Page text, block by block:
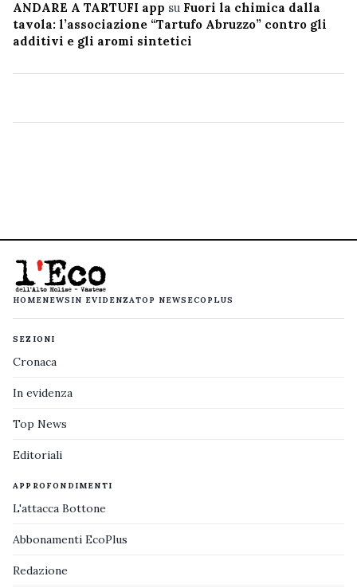
ANDARE A TARTUFI app su Fuori la chimica dalla
tavola: l’associazione “Tartufo Abruzzo” contro gli
additivi e gli aromi sintetici
HOMENEWS IN EVIDENZATOP NEWS ECOPLUS
SEZIONI
Cronaca
In evidenza
Top News
Editoriali
APPROFONDIMENTI
L'attacca Bottone
Abbonamenti EcoPlus
Redazione